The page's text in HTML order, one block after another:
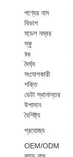
পণ্যের নাম
বিভাগ
মডেল নম্বর
স্কু
রঙ
দৈর্ঘ্য
সংযোগকারী
শক্তি
ডেটা স্থানান্তর
উপাদান
বৈশিষ্ট্য
প্রযোজ্য
OEM/ODM